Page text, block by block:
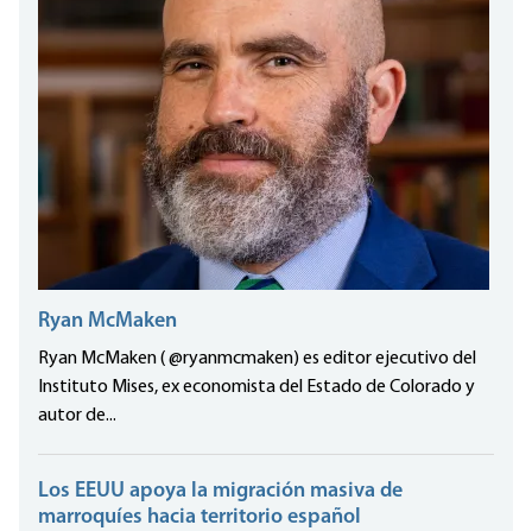
Ryan McMaken
Ryan McMaken ( @ryanmcmaken) es editor ejecutivo del
Instituto Mises, ex economista del Estado de Colorado y
autor de...
Los EEUU apoya la migración masiva de
marroquíes hacia territorio español